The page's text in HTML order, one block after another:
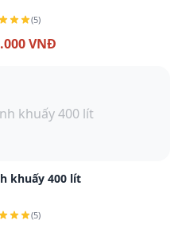
(5)
VNĐ
chi tiết
khuấy 400 lít
(5)